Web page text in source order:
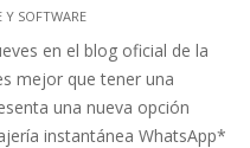
Y SOFTWARE
en el blog oficial de la
mejor que tener una
una nueva opción
instantánea WhatsApp*